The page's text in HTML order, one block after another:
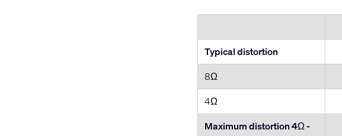
Typical distortion
8Ω
4Ω
Maximum distortion 4Ω -